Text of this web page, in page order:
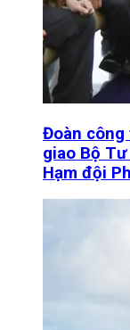
Đoàn công
giao Bộ
Hạm đội